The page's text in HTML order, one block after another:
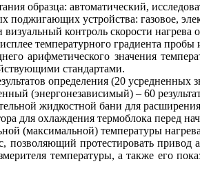
образца: автоматический,
поджигающих устройства: газовое,
контроль скорости нагрева
температурного градиента
арифметического значения
стандартами.
определения (20 усредненных
(энергонезависимый) – 60
жидкостной бани для
для охлаждения термоблока перед
(максимальной) температуры
позволяющий протестировать привод
температуры, а также его